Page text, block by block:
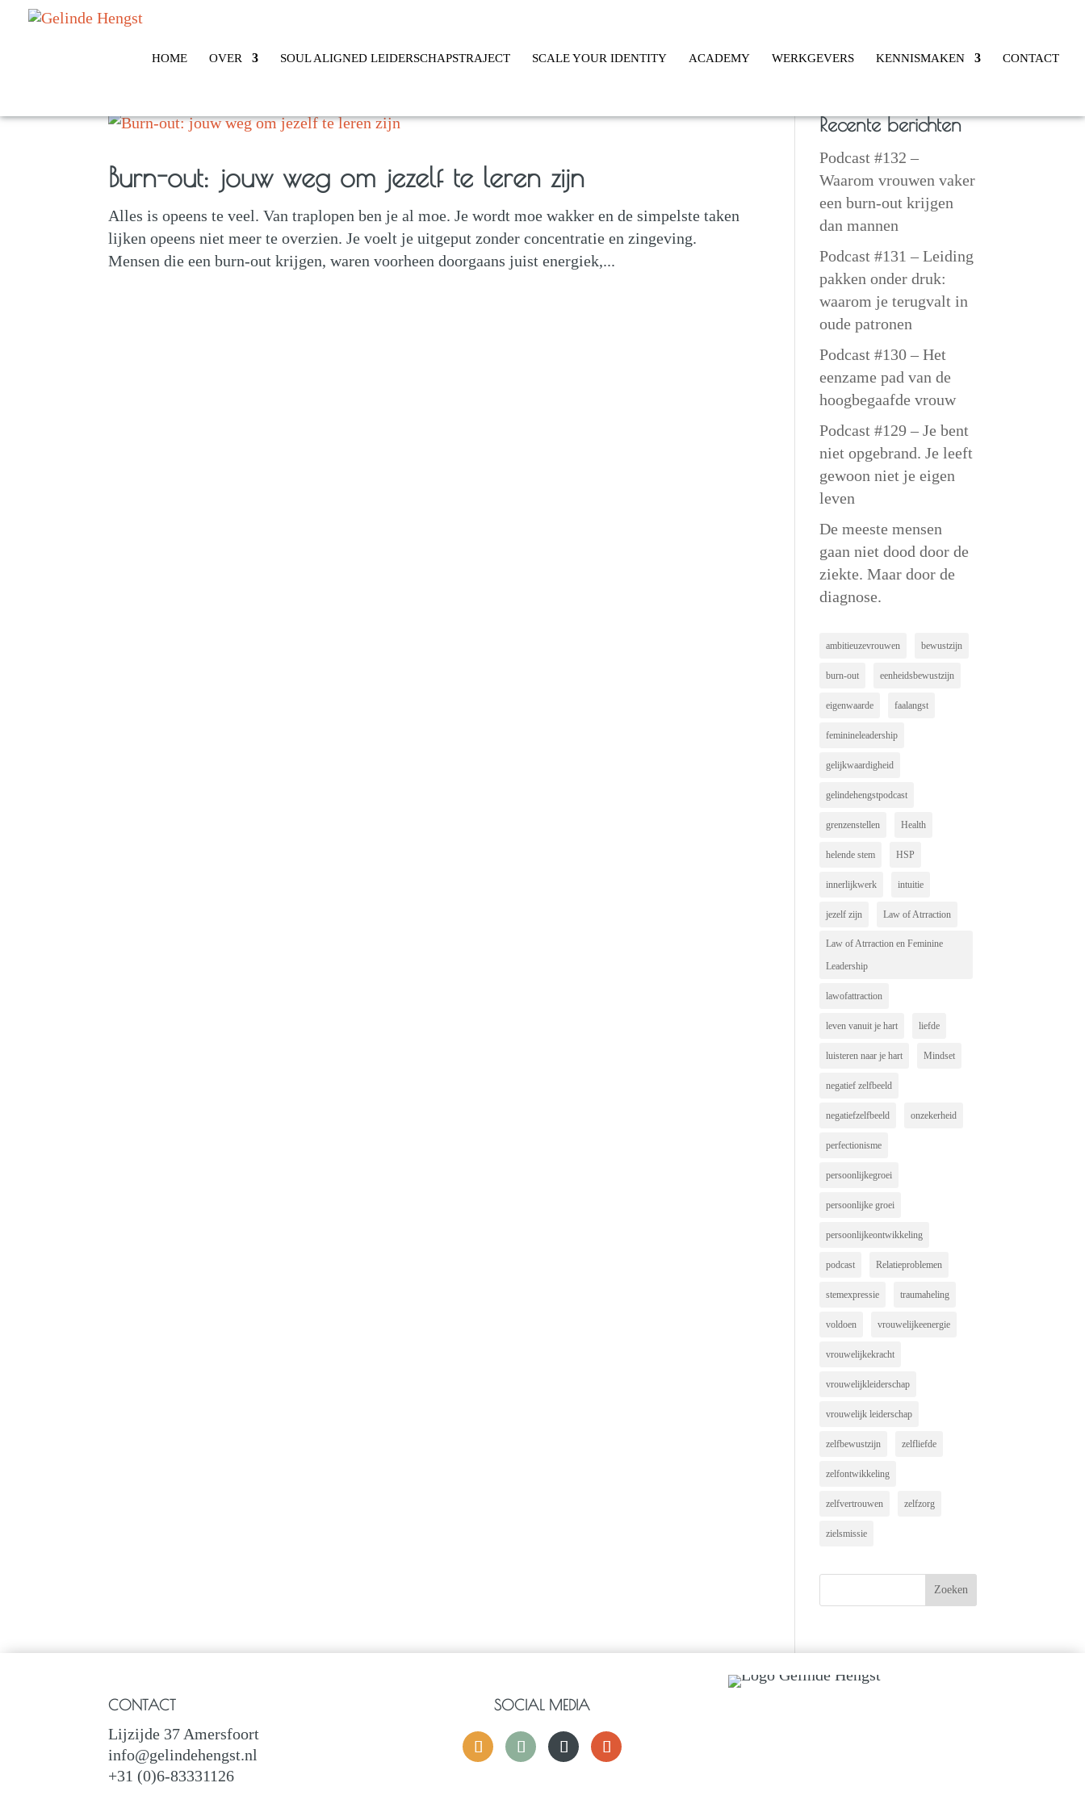
HOME OVER SOUL ALIGNED LEIDERSCHAPSTRAJECT SCALE YOUR IDENTITY ACADEMY WERKGEVERS KENNISMAKEN CONTACT
Burn-out: jouw weg om jezelf te leren zijn
Alles is opeens te veel. Van traplopen ben je al moe. Je wordt moe wakker en de simpelste taken
lijken opeens niet meer te overzien. Je voelt je uitgeput zonder concentratie en zingeving.
Mensen die een burn-out krijgen, waren voorheen doorgaans juist energiek,...
Recente berichten
Podcast #132 –
Waarom vrouwen vaker
een burn-out krijgen
dan mannen
Podcast #131 – Leiding
pakken onder druk:
waarom je terugvalt in
oude patronen
Podcast #130 – Het
eenzame pad van de
hoogbegaafde vrouw
Podcast #129 – Je bent
niet opgebrand. Je leeft
gewoon niet je eigen
leven
De meeste mensen
gaan niet dood door de
ziekte. Maar door de
diagnose.
ambitieuzevrouwen bewustzijn
burn-out eenheidsbewustzijn
eigenwaarde faalangst
feminineleadership
gelijkwaardigheid
gelindehengstpodcast
grenzenstellen Health
helende stem HSP
innerlijkwerk intuitie
jezelf zijn Law of Atrraction
Law of Atrraction en Feminine
Leadership
lawofattraction
leven vanuit je hart liefde
luisteren naar je hart Mindset
negatief zelfbeeld
negatiefzelfbeeld onzekerheid
perfectionisme
persoonlijkegroei
persoonlijke groei
persoonlijkeontwikkeling
podcast Relatieproblemen
stemexpressie traumaheling
voldoen vrouwelijkeenergie
vrouwelijkekracht
vrouwelijkleiderschap
vrouwelijk leiderschap
zelfbewustzijn zelfliefde
zelfontwikkeling
zelfvertrouwen zelfzorg
zielsmissie
CONTACT
Lijzijde 37 Amersfoort
info@gelindehengst.nl
+31 (0)6-83331126
SOCIAL MEDIA